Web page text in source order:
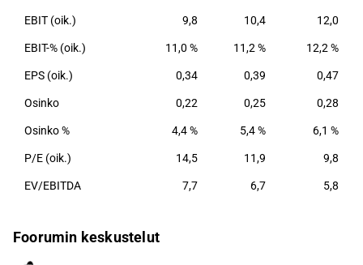
EBIT (oik.) 9,8 10,4 12,0
EBIT-% (oik.) 11,0 % 11,2 % 12,2 %
EPS (oik.) 0,34 0,39 0,47
Osinko 0,22 0,25 0,28
Osinko % 4,4 % 5,4 % 6,1 %
P/E (oik.) 14,5 11,9 9,8
EV/EBITDA 7,7 6,7 5,8
Foorumin keskustelut